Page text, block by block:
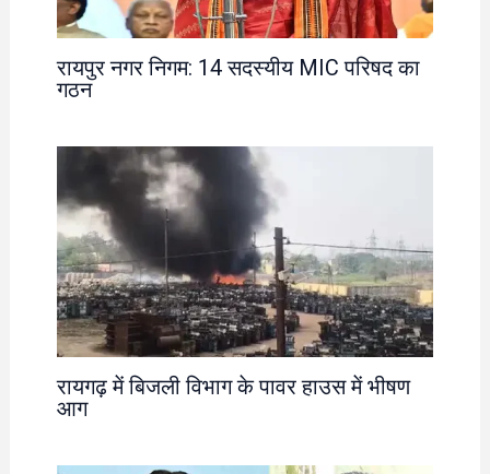
रायपुर नगर निगम: 14 सदस्यीय MIC परिषद का
गठन
रायगढ़ में बिजली विभाग के पावर हाउस में भीषण
आग